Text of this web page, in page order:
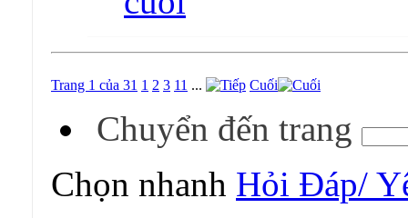
Trang 1 của 31 1 2 3 11 ... Cuối
Chuyển đến trang
Chọn nhanh Hỏi Đáp/